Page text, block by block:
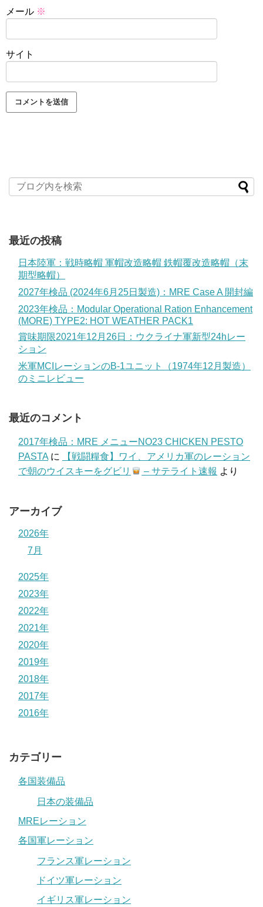
メール ※
サイト
最近の投稿
日本陸軍：戦時略帽 軍帽改造略帽 鉄帽覆改造略帽（末
期型略帽）
2027年検品 (2024年6月25日製造)：MRE Case A 開封編
2023年検品：Modular Operational Ration Enhancement
(MORE) TYPE2: HOT WEATHER PACK1
賞味期限2021年12月26日：ウクライナ軍新型24hレー
ション
米軍MCIレーションのB-1ユニット（1974年12月製造）
のミニレビュー
最近のコメント
2017年検品：MRE メニューNO23 CHICKEN PESTO
PASTA に
【戦闘糧食】ワイ、アメリカ軍のレーション
で朝のウイスキーをグビリ
– サテライト速報 より
アーカイブ
2026年
7月
2025年
2023年
2022年
2021年
2020年
2019年
2018年
2017年
2016年
カテゴリー
各国装備品
日本の装備品
MREレーション
各国軍レーション
フランス軍レーション
ドイツ軍レーション
イギリス軍レーション